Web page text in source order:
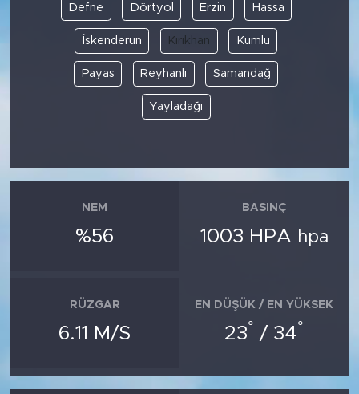
Defne Dörtyol Erzin Hassa
İskenderun Kırıkhan Kumlu
Payas Reyhanlı Samandağ
Yayladağı
NEM
%56
BASINÇ
1003 HPA hpa
RÜZGAR
6.11 M/S
EN DÜŞÜK / EN YÜKSEK
23° / 34°